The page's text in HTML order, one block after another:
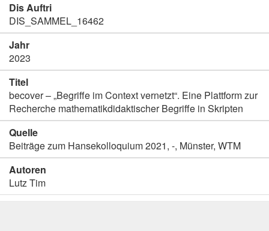
Dis Auftri
DIS_SAMMEL_16462
Jahr
2023
Titel
becover – „Begriffe im Context vernetzt“. Eine Plattform zur
Recherche mathematikdidaktischer Begriffe in Skripten
Quelle
Beiträge zum Hansekolloquium 2021, -, Münster, WTM
Autoren
Lutz Tim